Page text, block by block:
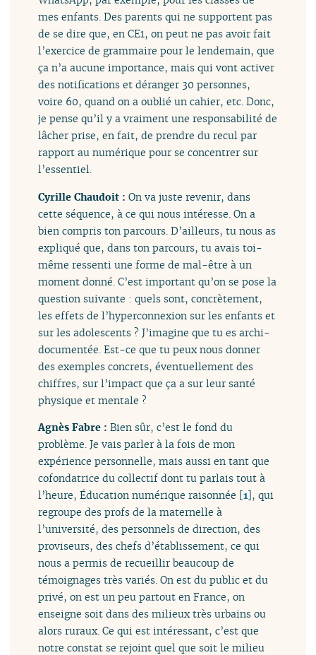
mes enfants. Des parents qui ne supportent pas
de se dire que, en CE1, on peut ne pas avoir fait
l’exercice de grammaire pour le lendemain, que
ça n’a aucune importance, mais qui vont activer
des notifications et déranger 30 personnes,
voire 60, quand on a oublié un cahier, etc. Donc,
je pense qu’il y a vraiment une responsabilité de
lâcher prise, en fait, de prendre du recul par
rapport au numérique pour se concentrer sur
l’essentiel.
Cyrille Chaudoit :On va juste revenir, dans
cette séquence, à ce qui nous intéresse. On a
bien compris ton parcours. D’ailleurs, tu nous as
expliqué que, dans ton parcours, tu avais toi-
même ressenti une forme de mal-être à un
moment donné. C’est important qu’on se pose la
question suivante : quels sont, concrètement,
les effets de l’hyperconnexion sur les enfants et
sur les adolescents ? J’imagine que tu es archi-
documentée. Est-ce que tu peux nous donner
des exemples concrets, éventuellement des
chiffres, sur l’impact que ça a sur leur santé
physique et mentale ?
Agnès Fabre :Bien sûr, c’est le fond du
problème. Je vais parler à la fois de mon
expérience personnelle, mais aussi en tant que
cofondatrice du collectif dont tu parlais tout à
l’heure, Éducation numérique raisonnée [1], qui
regroupe des profs de la maternelle à
l’université, des personnels de direction, des
proviseurs, des chefs d’établissement, ce qui
nous a permis de recueillir beaucoup de
témoignages très variés. On est du public et du
privé, on est un peu partout en France, on
enseigne soit dans des milieux très urbains ou
alors ruraux. Ce qui est intéressant, c’est que
notre constat se rejoint quel que soit le milieu